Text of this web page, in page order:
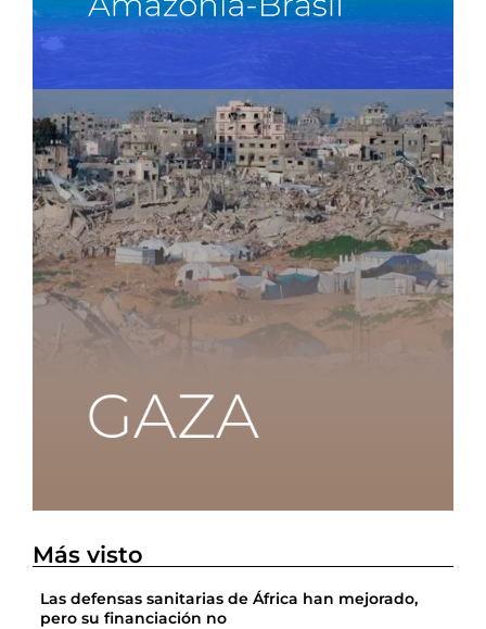
Más visto
Las defensas sanitarias de África han mejorado,
pero su financiación no